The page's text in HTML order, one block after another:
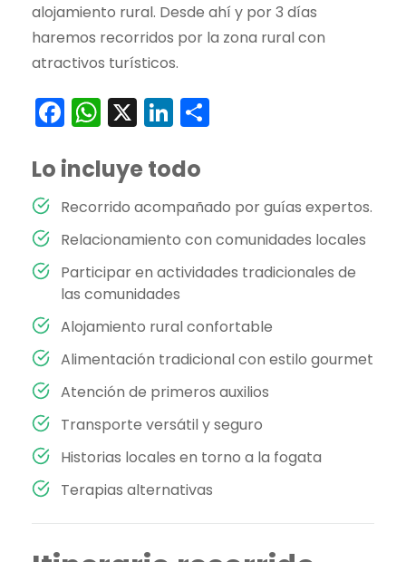
alojamiento rural. Desde ahí y por 3 días
haremos recorridos por la zona rural con
atractivos turísticos.
Facebook
WhatsApp
X LinkedIn
Lo incluye todo
Recorrido acompañado por guías expertos.
Relacionamiento con comunidades locales
Participar en actividades tradicionales de
las comunidades
Alojamiento rural confortable
Alimentación tradicional con estilo gourmet
Atención de primeros auxilios
Transporte versátil y seguro
Historias locales en torno a la fogata
Terapias alternativas